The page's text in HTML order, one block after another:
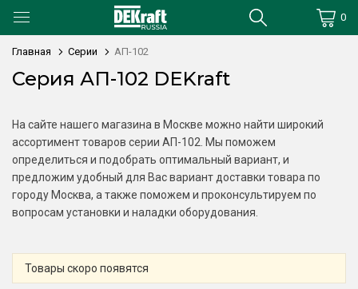
0
Главная Серии АП-102
Серия АП-102 DEKraft
На сайте нашего магазина в Москве можно найти широкий
ассортимент товаров серии АП-102. Мы поможем
определиться и подобрать оптимальный вариант, и
предложим удобный для Вас вариант доставки товара по
городу Москва, а также поможем и проконсультируем по
вопросам установки и наладки оборудования.
Товары скоро появятся